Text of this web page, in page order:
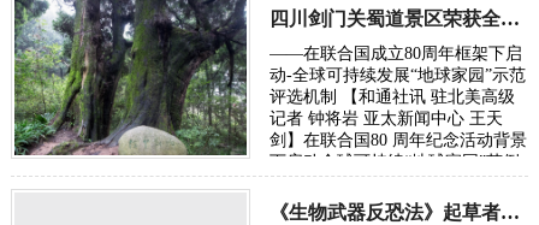
予以下五座城…
四川剑门关蜀道景区荣获全球可持续发展地球家园示范奖
——在联合国成立80周年框架下启
动-全球可持续发展“地球家园”示范
评选机制 【和通社讯 驻北美高级
记者 钟将岩 亚太新闻中心 王天
剑】在联合国80 周年纪念活动背景
下启动全球可持续“地球家园”范例
廊）荣获“…
《生物武器反恐法》起草者博伊尔指控新冠疫苗致命被谋杀